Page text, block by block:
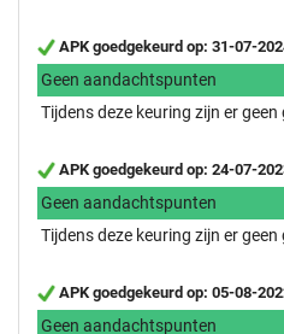
APK goedgekeurd op: 31-07-
Geen aandachtspunten
Tijdens deze keuring zijn er
APK goedgekeurd op: 24-07-
Geen aandachtspunten
Tijdens deze keuring zijn er
APK goedgekeurd op: 05-08-
Geen aandachtspunten